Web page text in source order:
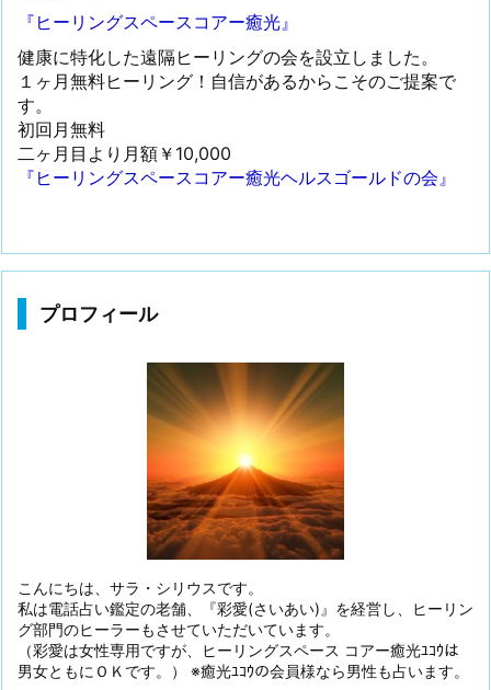
『ヒーリングスペースコアー癒光』
健康に特化した遠隔ヒーリングの会を設立しました。
１ヶ月無料ヒーリング！自信があるからこそのご提案で
す。
初回月無料
二ヶ月目より月額￥10,000
『ヒーリングスペースコアー癒光ヘルスゴールドの会』
プロフィール
こんにちは、サラ・シリウスです。
私は電話占い鑑定の老舗、『彩愛(さいあい)』を経営し、ヒーリン
グ部門のヒーラーもさせていただいています。
（彩愛は女性専用ですが、ヒーリングスペース コアー癒光ﾕｺｳは
男女ともにＯＫです。） ※癒光ﾕｺｳの会員様なら男性も占います。